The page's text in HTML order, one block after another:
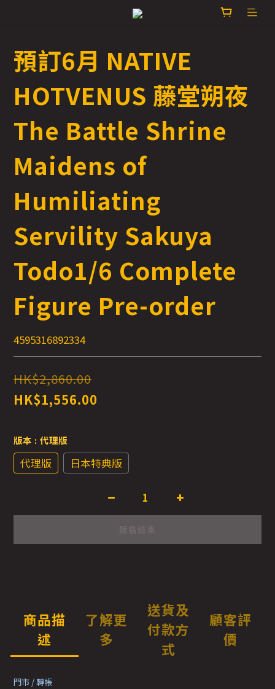
預訂6月 NATIVE
HOTVENUS 藤堂朔夜
The Battle Shrine
Maidens of
Humiliating
Servility Sakuya
Todo1/6 Complete
Figure Pre-order
4595316892334
HK$2,860.00
HK$1,556.00
版本 : 代理版
代理版 日本特典版
商品描
述
了解更
多
送貨及
付款方
式
顧客評
價
門市 / 轉帳